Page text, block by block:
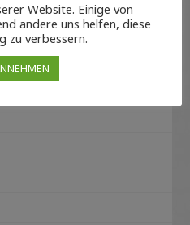
Website. Einige von
andere uns helfen, diese
zu verbessern.